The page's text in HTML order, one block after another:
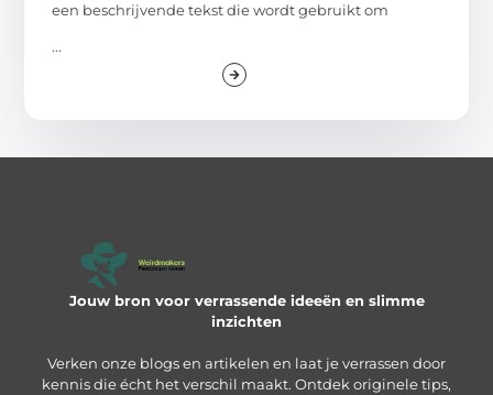
een beschrijvende tekst die wordt gebruikt om
...
Jouw bron voor verrassende ideeën en slimme
inzichten
Verken onze blogs en artikelen en laat je verrassen door
kennis die écht het verschil maakt. Ontdek originele tips,